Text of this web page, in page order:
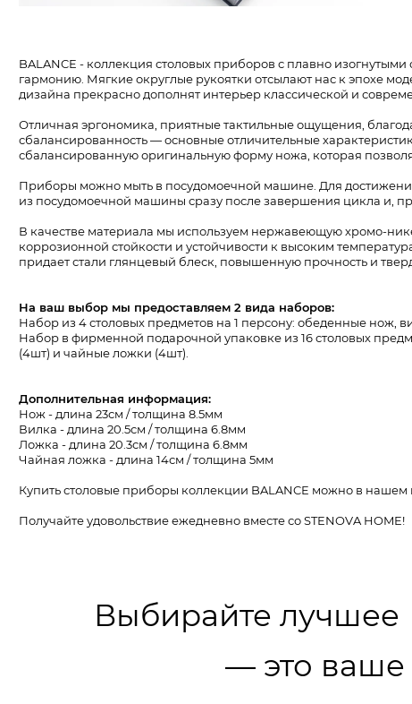
BALANCE - коллекция столовых приборов с плавно
гармонию. Мягкие округлые рукоятки отсылают нас к эпохе
дизайна прекрасно дополнят интерьер классической и
Отличная эргономика, приятные тактильные ощущения,
сбалансированность — основные отличительные
сбалансированную оригинальную форму ножа, которая
Приборы можно мыть в посудомоечной машине. Для
из посудомоечной машины сразу после завершения цикла и,
В качестве материала мы используем нержавеющую хромо-
коррозионной стойкости и устойчивости к высоким
придает стали глянцевый блеск, повышенную прочность и
На ваш выбор мы предоставляем 2 вида наборов:
Набор из 4 столовых предметов на 1 персону: обеденные нож,
Набор в фирменной подарочной упаковке из 16 столовых
(4шт) и чайные ложки (4шт).
Дополнительная информация:
Нож - длина 23см / толщина 8.5мм
Вилка - длина 20.5см / толщина 6.8мм
Ложка - длина 20.3см / толщина 6.8мм
Чайная ложка - длина 14см / толщина 5мм
Купить столовые приборы коллекции BALANCE можно в нашем
Получайте удовольствие ежедневно вместе со STENOVA HOME!
Выбирайте лучшее
— это ваше